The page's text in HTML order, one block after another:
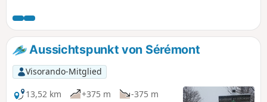
Bergrücken mit herrlichem Blick auf die
Alpen ermöglicht: den Griffe du Diable,
den Croix du Grand Colombier und nach
der Passage durch Arvière den Hergues.
Aussichtspunkt von Sérémont
Visorando-Mitglied
13,52 km
+375 m
-375 m